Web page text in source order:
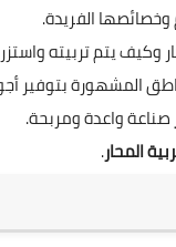
الفريدة.
وكيف يتم تربيته
المشهورة بتوفير
صناعة واعدة ومربحة.
المحار.